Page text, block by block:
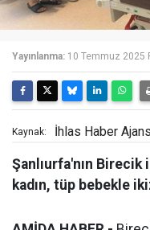
Yayınlanma: 10 Temmuz 2025
Kaynak: İhlas Haber
Şanlıurfa'nın Birecik
kadın, tüp bebekle